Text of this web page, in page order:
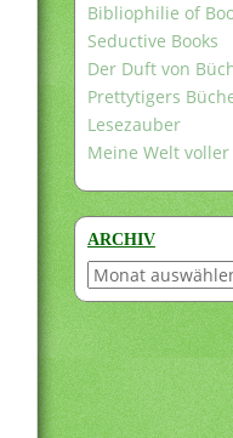
Bibliophilie of
Seductive Books
Der Duft von
Prettytigers
Lesezauber
Meine Welt
ARCHIV
Archiv